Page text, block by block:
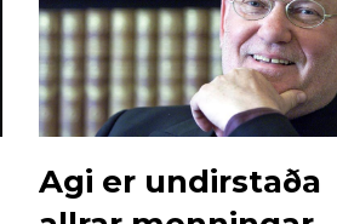
Agi er undirstaða